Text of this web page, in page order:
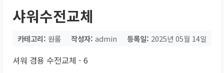
샤워수전교체
카테고리: 원룸 작성자: admin 등록일: 2025년 05월 14일
셔워 겸용 수전교체 - 6